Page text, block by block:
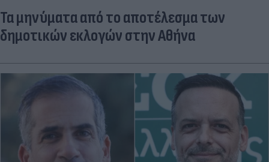
Τα μηνύματα από το αποτέλεσμα των
δημοτικών εκλογών στην Αθήνα